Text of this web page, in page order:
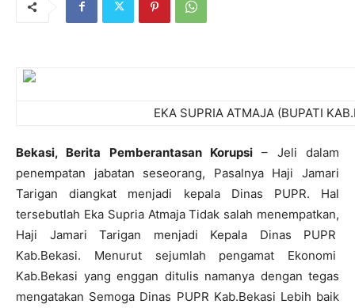
EKA SUPRIA ATMAJA (BUPATI
Bekasi, Berita Pemberantasan Korupsi – Jeli dalam
penempatan jabatan seseorang, Pasalnya Haji Jamari
Tarigan diangkat menjadi kepala Dinas PUPR. Hal
tersebutlah Eka Supria Atmaja Tidak salah menempatkan,
Haji Jamari Tarigan menjadi Kepala Dinas PUPR
Kab.Bekasi. Menurut sejumlah pengamat Ekonomi
Kab.Bekasi yang enggan ditulis namanya dengan tegas
mengatakan Semoga Dinas PUPR Kab.Bekasi Lebih baik